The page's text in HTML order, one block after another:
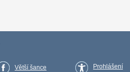
Větší šance
Prohlášení